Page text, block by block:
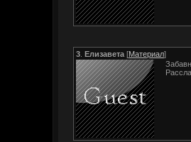
3 Елизавета [Материал]